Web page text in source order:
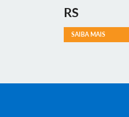
RS
SAIBA MAIS